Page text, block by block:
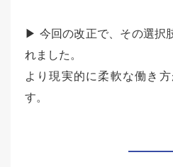
▶ 今回の改正で、その選択
れました。
より現実的に柔軟な働き
す。